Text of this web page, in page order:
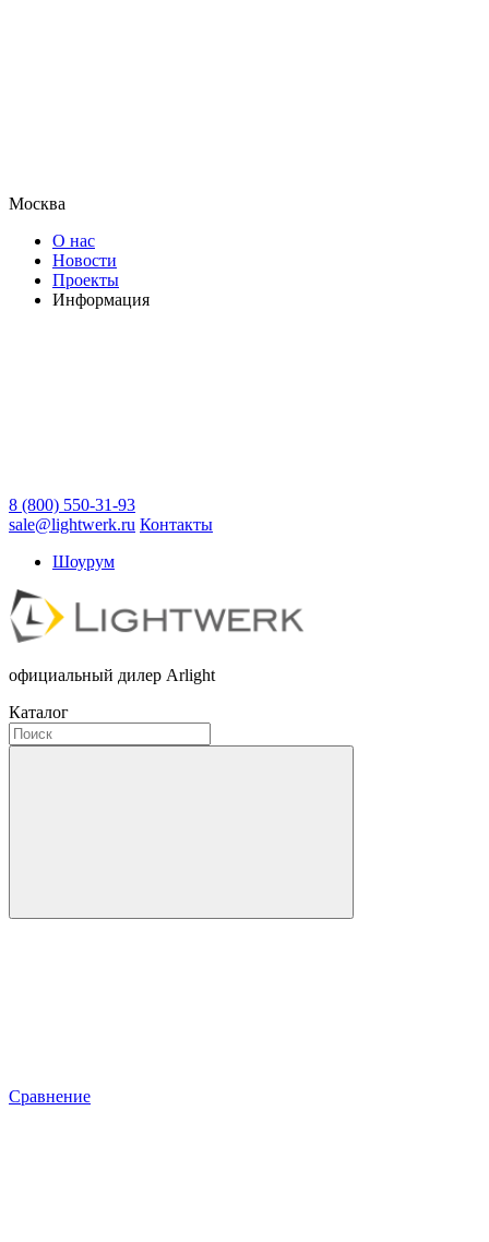
Москва
О нас
Новости
Проекты
Информация
8 (800) 550-31-93
sale@lightwerk.ru Контакты
Шоурум
официальный дилер Arlight
Каталог
Сравнение